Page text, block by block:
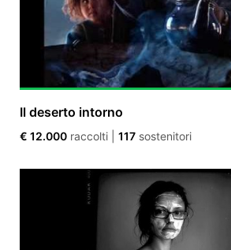
Il deserto intorno
€ 12.000 raccolti 117 sostenitori